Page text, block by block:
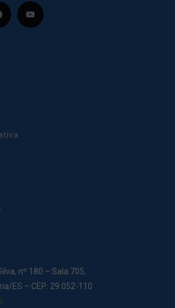
nº 180 – Sala 705,
ES – CEP: 29.052-110